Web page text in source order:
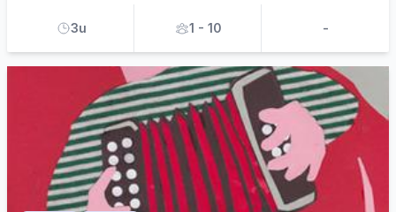
3u 1 - 10 -